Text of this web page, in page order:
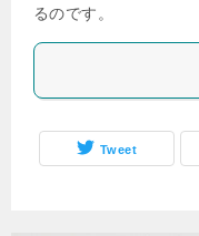
るのです。
Tweet